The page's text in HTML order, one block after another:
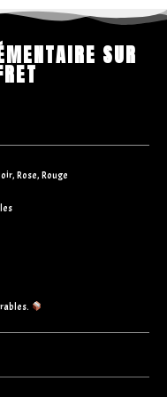
SUR
Rose, Rouge